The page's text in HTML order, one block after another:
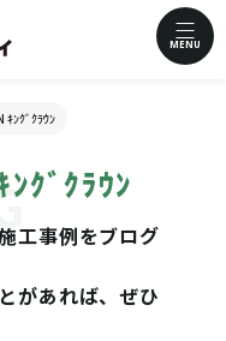
MENU
ｷﾝｸﾞｸﾗｳﾝ
ｸﾞｸﾗｳﾝ
工事例をブログ
があれば、ぜひ